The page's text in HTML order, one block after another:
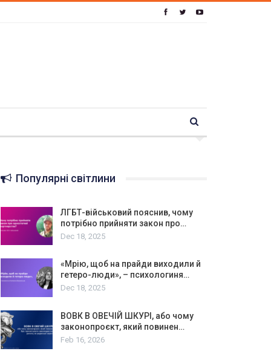
Популярні світлини
ЛГБТ-військовий пояснив, чому
потрібно прийняти закон про…
Dec 18, 2025
«Мрію, щоб на прайди виходили й
гетеро-люди», – психологиня…
Dec 18, 2025
ВОВК В ОВЕЧІЙ ШКУРІ, або чому
законопроєкт, який повинен…
Feb 16, 2026